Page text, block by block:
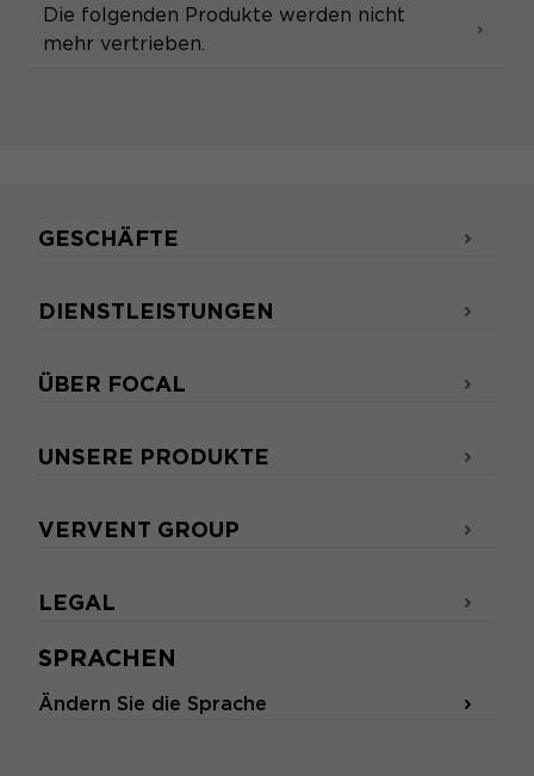
Die folgenden Produkte werden nicht
mehr vertrieben.
SPRACHEN
Ändern Sie die Sprache
GESCHÄFTE
DIENSTLEISTUNGEN
ÜBER FOCAL
UNSERE PRODUKTE
VERVENT GROUP
LEGAL